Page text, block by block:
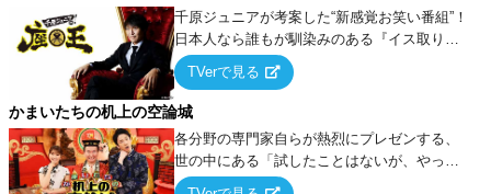
千原ジュニアが考案した“新感覚お笑い番組”！
日本人なら誰もが馴染みのある『イス取りゲ
ーム』をベースに、大喜利・ギャグ・モノボ
ケ・歌…など様々なお題で芸人がショートネ
タを競い合う！
TVerで見る
かまいたちの机上の空論城
各分野の専門家自らが熱烈にプレゼンする、
世の中にある「試したことはないが、やって
みたらこうなる！…ハズ」という“机上の空